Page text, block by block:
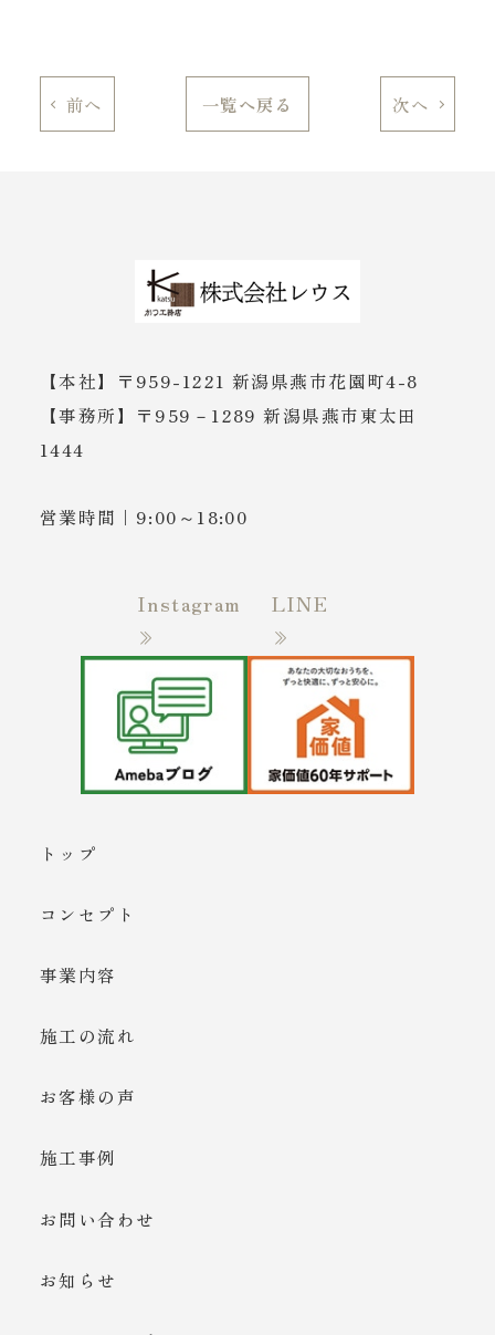
前へ 一覧へ戻る 次へ
【本社】〒959-1221 新潟県燕市花園町4-8
【事務所】〒959－1289 新潟県燕市東太田
1444
営業時間｜9:00～18:00
Instagram LINE
トップ
コンセプト
事業内容
施工の流れ
お客様の声
施工事例
お問い合わせ
お知らせ